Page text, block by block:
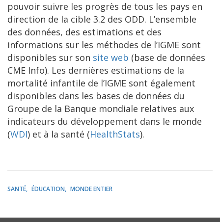
pouvoir suivre les progrès de tous les pays en
direction de la cible 3.2 des ODD. L’ensemble
des données, des estimations et des
informations sur les méthodes de l’IGME sont
disponibles sur son site web (base de données
CME Info). Les dernières estimations de la
mortalité infantile de l’IGME sont également
disponibles dans les bases de données du
Groupe de la Banque mondiale relatives aux
indicateurs du développement dans le monde
(WDI) et à la santé (HealthStats).
SANTÉ ÉDUCATION MONDE ENTIER